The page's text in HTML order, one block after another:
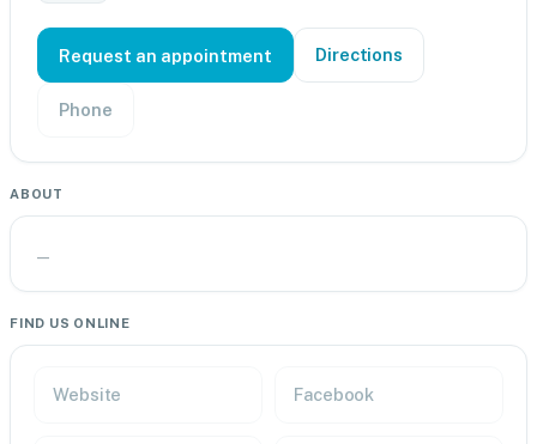
Request an appointment Directions
Phone
ABOUT
—
FIND US ONLINE
Website Facebook